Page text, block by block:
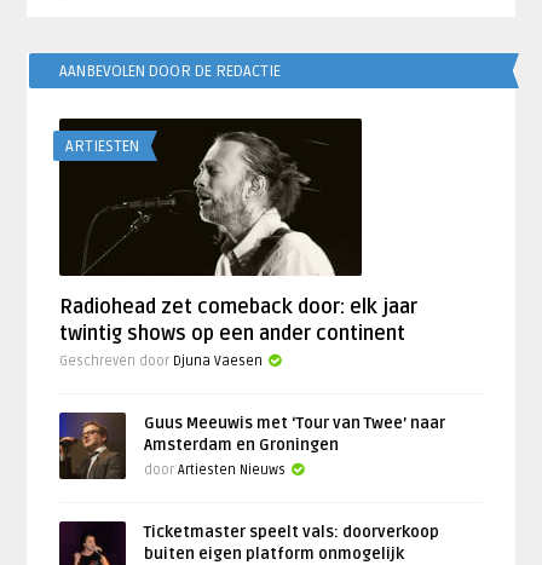
AANBEVOLEN DOOR DE REDACTIE
ARTIESTEN
Radiohead zet comeback door: elk jaar
twintig shows op een ander continent
Geschreven door Djuna Vaesen
Guus Meeuwis met ‘Tour van Twee’ naar
Amsterdam en Groningen
doorArtiesten Nieuws
Ticketmaster speelt vals: doorverkoop
buiten eigen platform onmogelijk